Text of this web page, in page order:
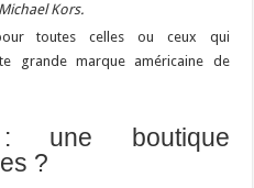
Kors.
toutes celles ou ceux qui
grande marque américaine de
une boutique
?